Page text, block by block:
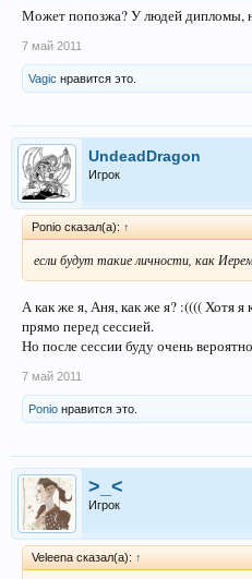
Может попозжа? У людей дипломы,
7 май 2011
Vagic нравится это.
UndeadDragon
Игрок
Ponio сказал(а): ↑
если будут такие личности, как
А как же я, Аня, как же я? :(((( Хотя я
прямо перед сессией.
Но после сессии буду очень
7 май 2011
Ponio нравится это.
>_<
Игрок
Veleena сказал(а): ↑